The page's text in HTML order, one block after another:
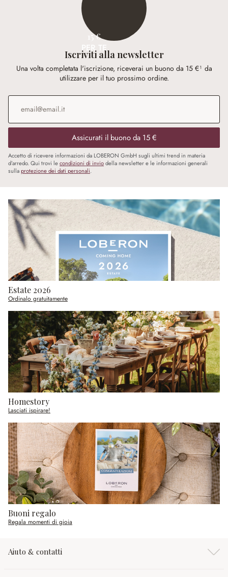
15 €
PER TE
Iscriviti alla newsletter
Una volta completata l'iscrizione, riceverai un buono da 15 €¹ da
utilizzare per il tuo prossimo ordine.
Indirizzo e-mail
Assicurati il buono da 15 €
Accetto di ricevere informazioni da LOBERON GmbH sugli ultimi trend in materia
d’arredo. Qui trovi lecondizioni di inviodella newsletter e le informazioni generali
sullaprotezione dei dati personali.
Estate 2026
Ordinalo gratuitamente
Homestory
Lasciati ispirare!
Buoni regalo
Regala momenti di gioia
Aiuto & contatti